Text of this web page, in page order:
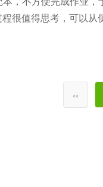
很值得思考，可以从
‹‹